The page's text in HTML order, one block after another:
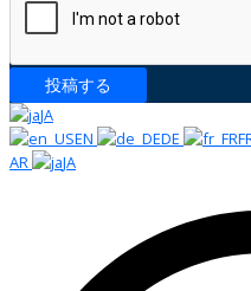
セ
ー
ジ
投稿する
JA
EN
DE
AR
JA